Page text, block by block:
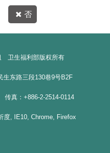
否
卫生福利部版权所有
生东路三段130巷9号B2F
真：+886-2-2514-0114
度, IE10, Chrome, Firefox